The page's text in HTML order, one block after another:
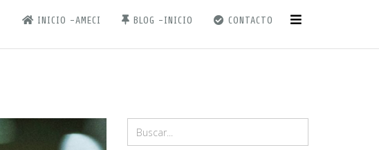
INICIO -AMECI BLOG -INICIO CONTACTO